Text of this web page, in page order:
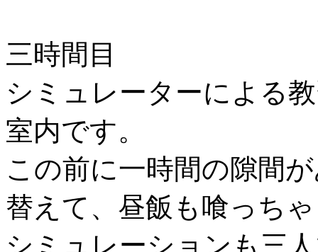
三時間目
シミュレーターによる
室内です。
この前に一時間の隙間
替えて、昼飯も喰っち
シミュレーションも三